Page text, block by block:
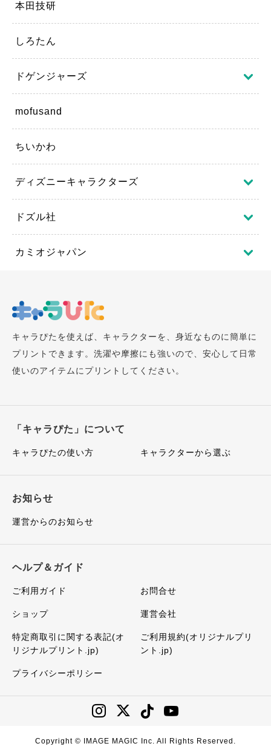
本田技研
しろたん
ドゲンジャーズ
mofusand
ちいかわ
ディズニーキャラクターズ
ドズル社
カミオジャパン
キャラぴたを使えば、キャラクターを、身近なものに簡単に
プリントできます。洗濯や摩擦にも強いので、安心して日常
使いのアイテムにプリントしてください。
「キャラぴた」について
キャラぴたの使い方 キャラクターから選ぶ
お知らせ
運営からのお知らせ
ヘルプ＆ガイド
ご利用ガイド お問合せ
ショップ 運営会社
特定商取引に関する表記(オ
リジナルプリント.jp)
ご利用規約(オリジナルプリ
ント.jp)
プライバシーポリシー
Copyright © IMAGE MAGIC Inc. All Rights Reserved.